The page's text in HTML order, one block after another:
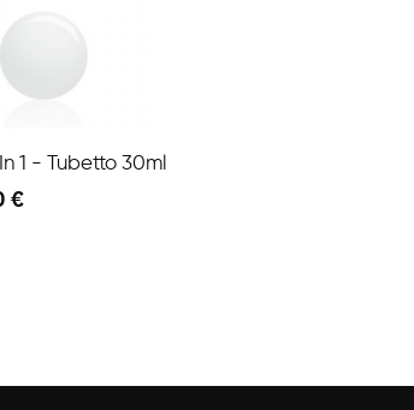
1 - Tubetto 30ml
€